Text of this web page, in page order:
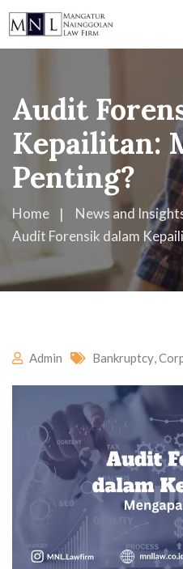
Audit
Kepailitan:
Penting?
Home News and
Audit Forensik dalam
Admin Bankruptcy,